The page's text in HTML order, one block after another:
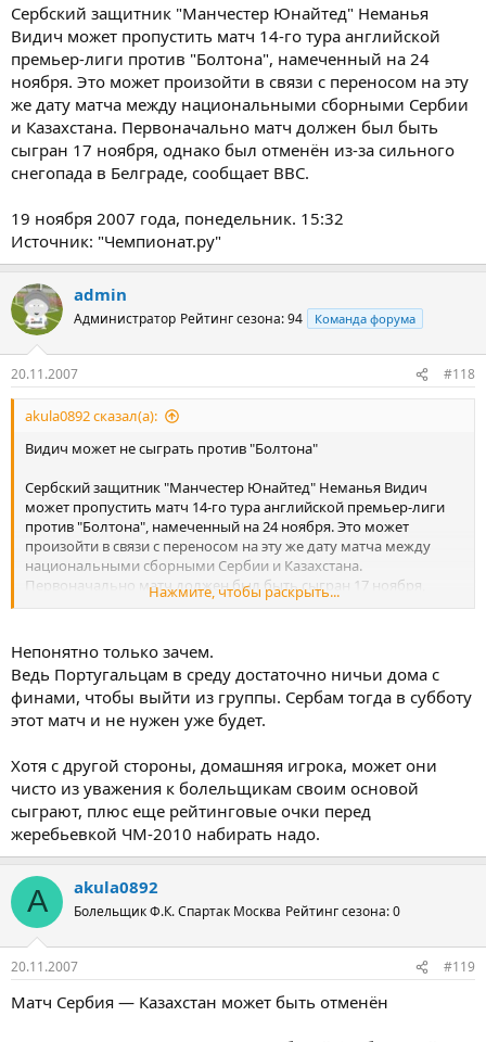
Сербский защитник "Манчестер Юнайтед" Неманья
Видич может пропустить матч 14-го тура английской
премьер-лиги против "Болтона", намеченный на 24
ноября. Это может произойти в связи с переносом на эту
же дату матча между национальными сборными Сербии
и Казахстана. Первоначально матч должен был быть
сыгран 17 ноября, однако был отменён из-за сильного
снегопада в Белграде, сообщает ВВС.
19 ноября 2007 года, понедельник. 15:32
Источник: "Чемпионат.ру"
admin
Администратор Рейтинг сезона: 94 Команда форума
20.11.2007 #118
akula0892 сказал(а):
Видич может не сыграть против "Болтона"
Сербский защитник "Манчестер Юнайтед" Неманья Видич
может пропустить матч 14-го тура английской премьер-лиги
против "Болтона", намеченный на 24 ноября. Это может
произойти в связи с переносом на эту же дату матча между
национальными сборными Сербии и Казахстана.
Первоначально матч должен был быть сыгран 17 ноября,
однако был отменён из-за сильного снегопада в Белграде,
19 ноября 2007 года, понедельник. 15:32
Источник: "Чемпионат.ру"
Нажмите, чтобы раскрыть...
Непонятно только зачем.
Ведь Португальцам в среду достаточно ничьи дома с
финами, чтобы выйти из группы. Сербам тогда в субботу
этот матч и не нужен уже будет.
Хотя с другой стороны, домашняя игрока, может они
чисто из уважения к болельщикам своим основой
сыграют, плюс еще рейтинговые очки перед
жеребьевкой ЧМ-2010 набирать надо.
A akula0892
Болельщик Ф.К. Спартак Москва Рейтинг сезона: 0
20.11.2007 #119
Матч Сербия — Казахстан может быть отменён